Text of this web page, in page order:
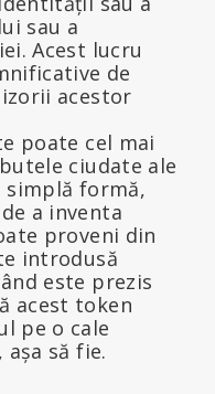
sau a
Acest lucru
de
acestor
poate cel mai
ciudate ale
simplă formă,
a inventa
proveni din
introdusă
este prezis
acest token
pe o cale
să fie.